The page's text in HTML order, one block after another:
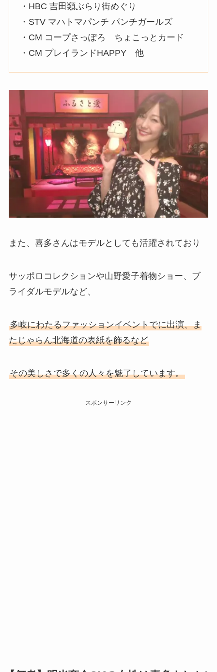
・HBC 吉田類ぶらり街めぐり
・STV マハトマパンチ パンチガールズ
・CM コープさっぽろ ちょこっとカード
・CM プレイランドHAPPY 他
また、喜多さんはモデルとしても活躍されており
サッポロコレクションや山野愛子着物ショー、ブ
ライダルモデルなど、
多岐にわたるファッションイベントでに出演、ま
たじゃらん北海道の表紙を飾るなど
その美しさで多くの人々を魅了しています。
スポンサーリンク